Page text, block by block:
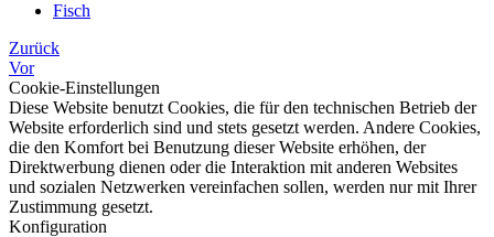
Fisch
Zurück
Vor
Cookie-Einstellungen
Diese Website benutzt Cookies, die für den technischen Betrieb der
Website erforderlich sind und stets gesetzt werden. Andere Cookies,
die den Komfort bei Benutzung dieser Website erhöhen, der
Direktwerbung dienen oder die Interaktion mit anderen Websites
und sozialen Netzwerken vereinfachen sollen, werden nur mit Ihrer
Zustimmung gesetzt.
Konfiguration